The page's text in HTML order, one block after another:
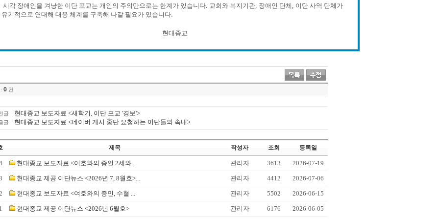
시각 장애인을 겨냥한 이단 포교는 개인의 주의만으로는 한계가 있습니다. 교회와 복지기관, 장애인 단체, 이단 사역 단체가
유기적으로 연대해 대응 체계를 구축해 나갈 필요가 있습니다.
현대종교
0 건
글 현대종교 보도자료 <새학기, 이단 포교 '경보'>
글 현대종교 보도자료 <네이버 게시 중단 요청하는 이단들의 속내>
제목 작성자 조회 등록일
현대종교 보도자료 <여호와의 증인 2세와 ... 관리자 3613 2026-07-19
현대종교 제공 이단뉴스 <2026년 7, 8월호>... 관리자 4412 2026-07-06
현대종교 보도자료 <여호와의 증인, 수혈 ... 관리자 5502 2026-06-15
현대종교 제공 이단뉴스 <2026년 6월호> 관리자 6176 2026-06-05